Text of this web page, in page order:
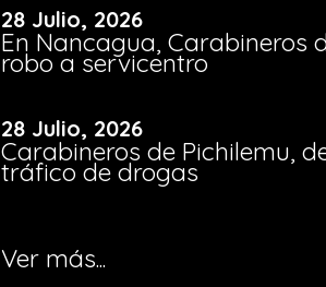
28 Julio, 2026
En Nancagua, Carabineros
robo a servicentro
28 Julio, 2026
Carabineros de Pichilemu,
tráfico de drogas
Ver más...